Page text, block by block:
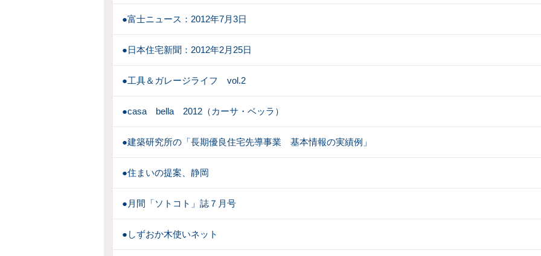
●富士ニュース：2012年7月3日
●日本住宅新聞：2012年2月25日
●工具＆ガレージライフ vol.2
●casa bella 2012（カーサ・ベッラ）
●建築研究所の「長期優良住宅先導事業 基本情報の実績例」
●住まいの提案、静岡
●月間「ソトコト」誌７月号
●しずおか木使いネット